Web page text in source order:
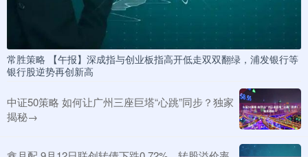
常胜策略 【午报】深成指与创业板指高开低走双双翻绿，浦发银行等
银行股逆势再创新高
中证50策略 如何让广州三座巨塔“心跳”同步？独家
揭秘→